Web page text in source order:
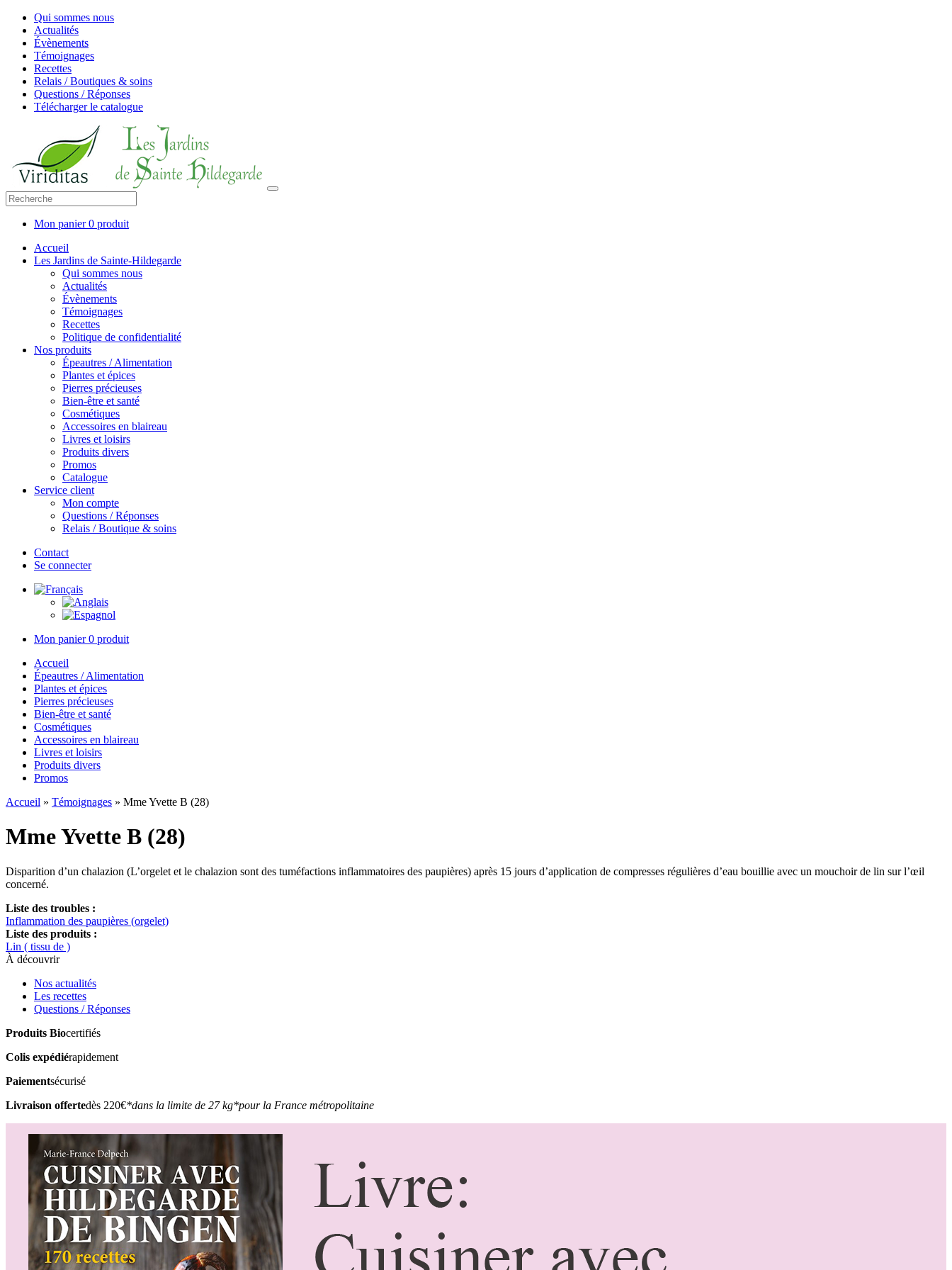
Qui sommes nous
Actualités
Évènements
Témoignages
Recettes
Relais / Boutiques & soins
Questions / Réponses
Télécharger le catalogue
Mon panier0 produit
Accueil
Les Jardins de Sainte-Hildegarde
Qui sommes nous
Actualités
Évènements
Témoignages
Recettes
Politique de confidentialité
Nos produits
Épeautres / Alimentation
Plantes et épices
Pierres précieuses
Bien-être et santé
Cosmétiques
Accessoires en blaireau
Livres et loisirs
Produits divers
Promos
Catalogue
Service client
Mon compte
Questions / Réponses
Relais / Boutique & soins
Contact
Se connecter
Mon panier0 produit
Accueil
Épeautres / Alimentation
Plantes et épices
Pierres précieuses
Bien-être et santé
Cosmétiques
Accessoires en blaireau
Livres et loisirs
Produits divers
Promos
Accueil » Témoignages » Mme Yvette B (28)
Mme Yvette B (28)
Disparition d’un chalazion (L’orgelet et le chalazion sont des tuméfactions inflammatoires des paupières) après 15 jours d’application de compresses régulières d’eau bouillie avec un mouchoir de lin sur l’œil
concerné.
Liste des troubles :
Inflammation des paupières (orgelet)
Liste des produits :
Lin ( tissu de )
À découvrir
Nos actualités
Les recettes
Questions / Réponses
Produits Biocertifiés
Colis expédiérapidement
Paiementsécurisé
Livraison offertedès 220€*dans la limite de 27 kg*pour la France métropolitaine